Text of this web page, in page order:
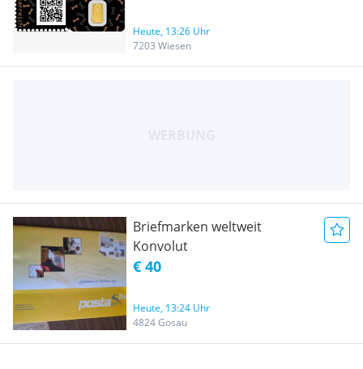
Heute, 13:26 Uhr
7203 Wiesen
Briefmarken weltweit
Konvolut
€ 40
Heute, 13:24 Uhr
4824 Gosau